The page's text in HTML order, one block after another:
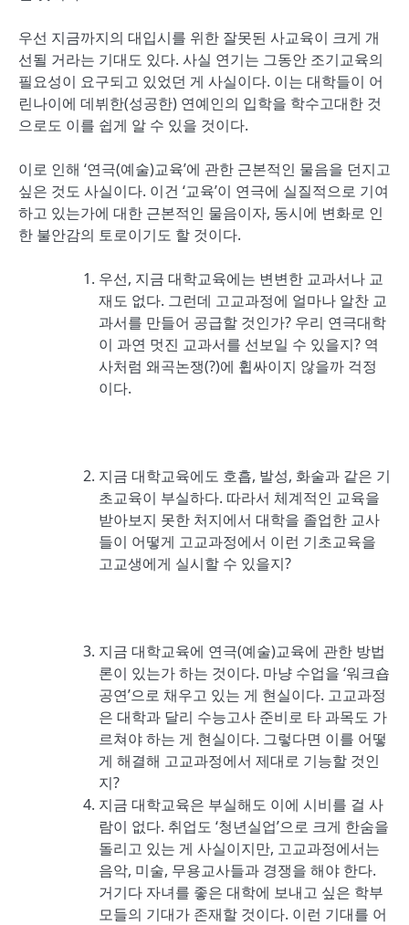
우선 지금까지의 대입시를 위한 잘못된 사교육이 크게 개
선될 거라는 기대도 있다. 사실 연기는 그동안 조기교육의
필요성이 요구되고 있었던 게 사실이다. 이는 대학들이 어
린나이에 데뷔한(성공한) 연예인의 입학을 학수고대한 것
으로도 이를 쉽게 알 수 있을 것이다.
이로 인해 ‘연극(예술)교육’에 관한 근본적인 물음을 던지고
싶은 것도 사실이다. 이건 ‘교육’이 연극에 실질적으로 기여
하고 있는가에 대한 근본적인 물음이자, 동시에 변화로 인
한 불안감의 토로이기도 할 것이다.
우선, 지금 대학교육에는 변변한 교과서나 교
재도 없다. 그런데 고교과정에 얼마나 알찬 교
과서를 만들어 공급할 것인가? 우리 연극대학
이 과연 멋진 교과서를 선보일 수 있을지? 역
사처럼 왜곡논쟁(?)에 휩싸이지 않을까 걱정
이다.
지금 대학교육에도 호흡, 발성, 화술과 같은 기
초교육이 부실하다. 따라서 체계적인 교육을
받아보지 못한 처지에서 대학을 졸업한 교사
들이 어떻게 고교과정에서 이런 기초교육을
고교생에게 실시할 수 있을지?
지금 대학교육에 연극(예술)교육에 관한 방법
론이 있는가 하는 것이다. 마냥 수업을 ‘워크숍
공연’으로 채우고 있는 게 현실이다. 고교과정
은 대학과 달리 수능고사 준비로 타 과목도 가
르쳐야 하는 게 현실이다. 그렇다면 이를 어떻
게 해결해 고교과정에서 제대로 기능할 것인
지?
지금 대학교육은 부실해도 이에 시비를 걸 사
람이 없다. 취업도 ‘청년실업’으로 크게 한숨을
돌리고 있는 게 사실이지만, 고교과정에서는
음악, 미술, 무용교사들과 경쟁을 해야 한다.
거기다 자녀를 좋은 대학에 보내고 싶은 학부
모들의 기대가 존재할 것이다. 이런 기대를 어